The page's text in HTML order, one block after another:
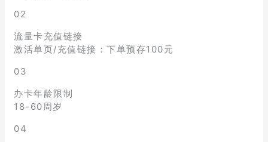
02
流量卡充值链接
激活单页/充值链接：下单预存100元
03
办卡年龄限制
18-60周岁
04